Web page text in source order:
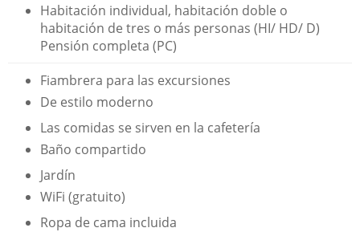
Habitación individual, habitación doble o
habitación de tres o más personas (HI/ HD/ D)
Pensión completa (PC)
Fiambrera para las excursiones
De estilo moderno
Las comidas se sirven en la cafetería
Baño compartido
Jardín
WiFi (gratuito)
Ropa de cama incluida